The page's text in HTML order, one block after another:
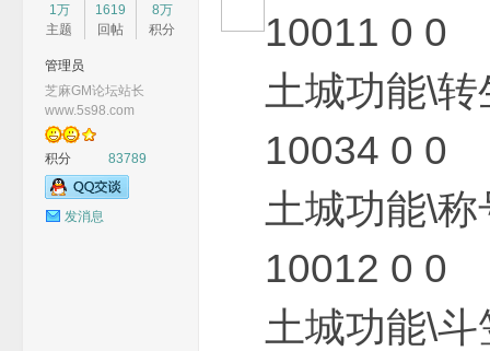
1万
主题
1619
回帖
8万
积分
管理员
芝麻GM论坛站长
www.5s98.com
积分 83789
发消息
10011 0 0
土城功能
10034 0 0
土城功能
10012 0 0
土城功能